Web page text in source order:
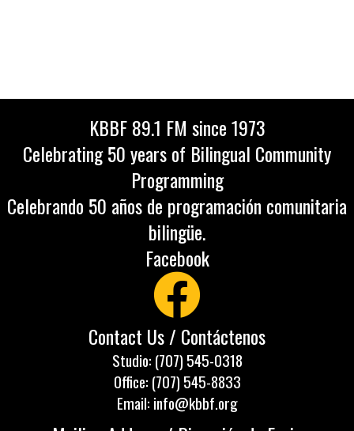
KBBF 89.1 FM since 1973
Celebrating 50 years of Bilingual Community
Programming
Celebrando 50 años de programación comunitaria
bilingüe.
Facebook
Contact Us / Contáctenos
Studio: (707) 545-0318
Office: (707) 545-8833
Email: info@kbbf.org